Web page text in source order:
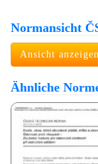
Normansicht
Ansicht anzeigen
Ähnliche